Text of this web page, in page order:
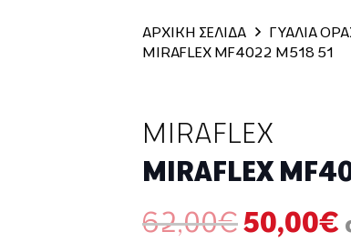
ΑΡΧΙΚΗ ΣΕΛΙΔΑ ΓΥΑΛΙΑ
MIRAFLEX MF4022 M518 51
MIRAFLEX
MIRAFLEX
62,00€Original
50,00€